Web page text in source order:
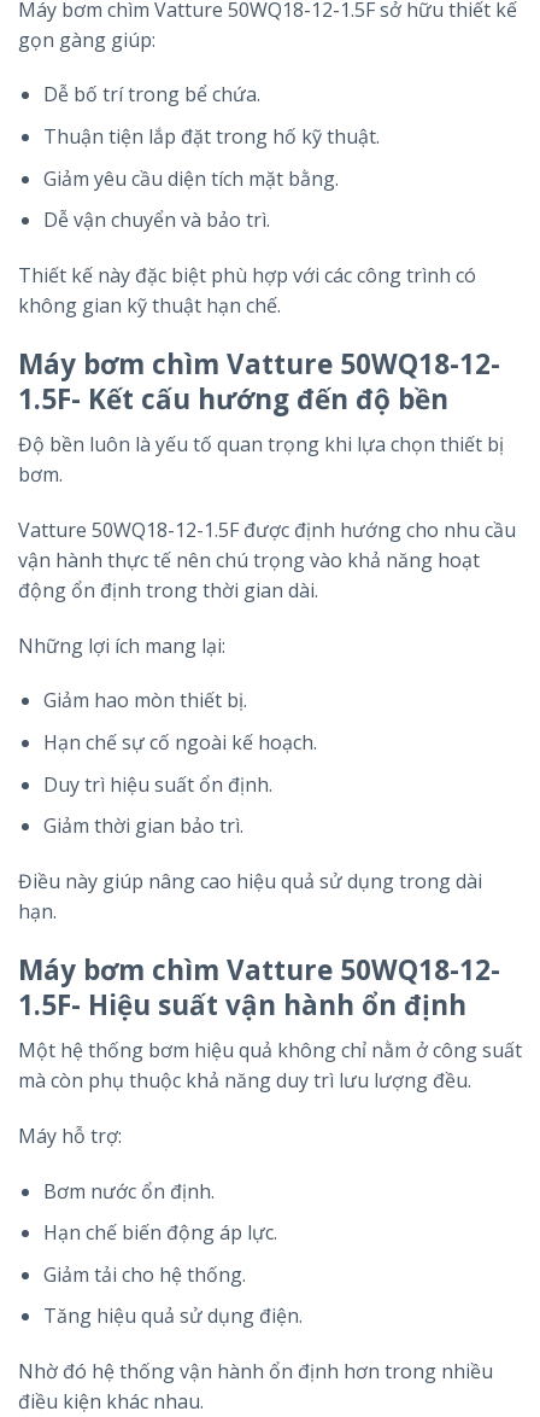
Máy bơm chìm Vatture 50WQ18-12-1.5F sở hữu thiết kế
gọn gàng giúp:
Dễ bố trí trong bể chứa.
Thuận tiện lắp đặt trong hố kỹ thuật.
Giảm yêu cầu diện tích mặt bằng.
Dễ vận chuyển và bảo trì.
Thiết kế này đặc biệt phù hợp với các công trình có
không gian kỹ thuật hạn chế.
Máy bơm chìm Vatture 50WQ18-12-
1.5F- Kết cấu hướng đến độ bền
Độ bền luôn là yếu tố quan trọng khi lựa chọn thiết bị
bơm.
Vatture 50WQ18-12-1.5F được định hướng cho nhu cầu
vận hành thực tế nên chú trọng vào khả năng hoạt
động ổn định trong thời gian dài.
Những lợi ích mang lại:
Giảm hao mòn thiết bị.
Hạn chế sự cố ngoài kế hoạch.
Duy trì hiệu suất ổn định.
Giảm thời gian bảo trì.
Điều này giúp nâng cao hiệu quả sử dụng trong dài
hạn.
Máy bơm chìm Vatture 50WQ18-12-
1.5F- Hiệu suất vận hành ổn định
Một hệ thống bơm hiệu quả không chỉ nằm ở công suất
mà còn phụ thuộc khả năng duy trì lưu lượng đều.
Máy hỗ trợ:
Bơm nước ổn định.
Hạn chế biến động áp lực.
Giảm tải cho hệ thống.
Tăng hiệu quả sử dụng điện.
Nhờ đó hệ thống vận hành ổn định hơn trong nhiều
điều kiện khác nhau.